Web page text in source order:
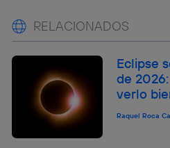
RELACIONADOS
Eclipse
de
verlo
Raquel Roca